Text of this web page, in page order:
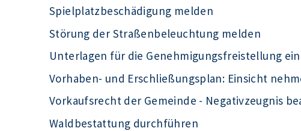
Spielplatzbeschädigung melden
Störung der Straßenbeleuchtung melden
Unterlagen für die Genehmigungsfreistellung
Vorhaben- und Erschließungsplan: Einsicht
Vorkaufsrecht der Gemeinde - Negativzeugnis
Waldbestattung durchführen